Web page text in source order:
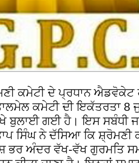
ਕਮੇਟੀ ਦੇ ਪ੍ਰਧਾਨ ਐਡਵੋਕੇਟ
ਕਮੇਟੀ ਦੀ ਇਕੱਤਰਤਾ 8
ਬੁਲਾਈ ਗਈ ਹੈ। ਇਸ ਸਬੰਧੀ
ਸਿੰਘ ਨੇ ਦੱਸਿਆ ਕਿ ਸ਼੍ਰੋਮਣੀ
ਭਰ ਅੰਦਰ ਵੱਖ-ਵੱਖ ਗੁਰਮਤਿ